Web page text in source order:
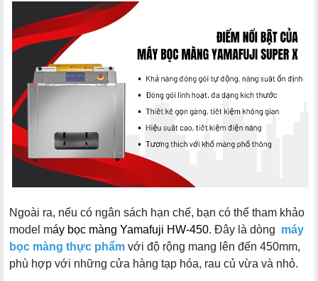
Ngoài ra, nếu có ngân sách hạn chế, bạn có thể tham khảo
model máy bọc màng Yamafuji HW-450. Đây là dòng máy
bọc màng thực phẩm với độ rộng mang lên đến 450mm,
phù hợp với những cửa hàng tạp hóa, rau củ vừa và nhỏ.